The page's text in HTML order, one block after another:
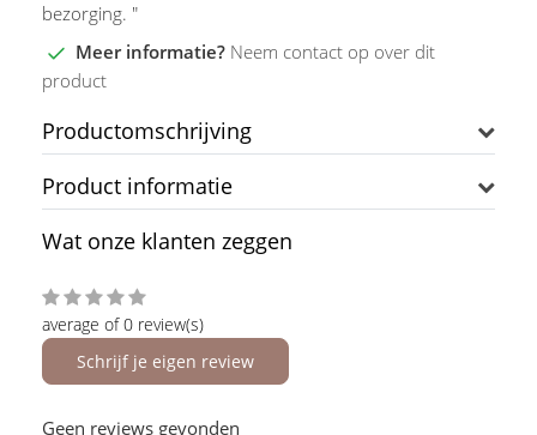
bezorging. "
Meer informatie? Neem contact op over dit
product
Productomschrijving
Product informatie
Wat onze klanten zeggen
average of 0 review(s)
Schrijf je eigen review
Geen reviews gevonden